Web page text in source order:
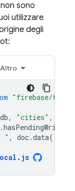
sono
utilizzare
degli
Altro
"firebase/
db, "cities" ,
.hasPendingWrites
" , doc.data());
. js